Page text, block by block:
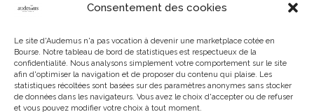
Consentement des cookies
Le site d'Audemus n'a pas vocation à devenir une marketplace cotée en
Bourse. Notre tableau de bord de statistiques est respectueux de la
confidentialité. Nous analysons simplement votre comportement sur le site
afin d'optimiser la navigation et de proposer du contenu qui plaise. Les
statistiques récoltées sont basées sur des paramètres anonymes sans stocker
de données dans les navigateurs. Vous avez le choix d'accepter ou de refuser
et vous pouvez modifier votre choix à tout moment.